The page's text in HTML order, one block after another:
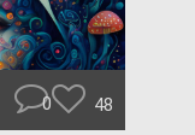
0 48